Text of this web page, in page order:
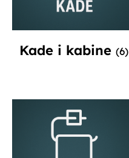
Kade i kabine (6)